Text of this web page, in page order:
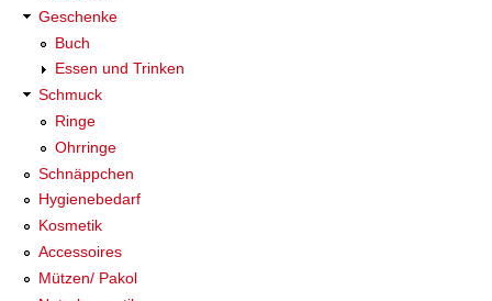
Geschenke
Buch
Essen und Trinken
Schmuck
Ringe
Ohrringe
Schnäppchen
Hygienebedarf
Kosmetik
Accessoires
Mützen/ Pakol